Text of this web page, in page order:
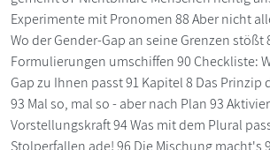
Experimente mit Pronomen 88 Aber nicht
Wo der Gender-Gap an seine Grenzen
Formulierungen umschiffen 90 Checkliste:
Gap zu Ihnen passt 91 Kapitel 8 Das
93 Mal so, mal so - aber nach Plan 93
Vorstellungskraft 94 Was mit dem Plural
Stolperfallen ade! 96 Die Mischung macht's